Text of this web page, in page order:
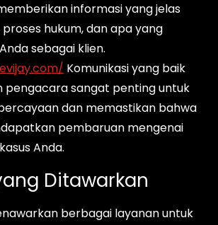
informasi yang jelas
hukum, dan apa yang
sebagai klien.
Komunikasi yang baik
pengacara sangat penting untuk
dan memastikan bahwa
pembaruan mengenai
Anda.
Ditawarkan
berbagai layanan untuk